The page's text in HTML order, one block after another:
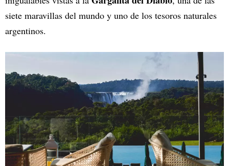
siete maravillas del mundo y uno de los tesoros naturales
argentinos.